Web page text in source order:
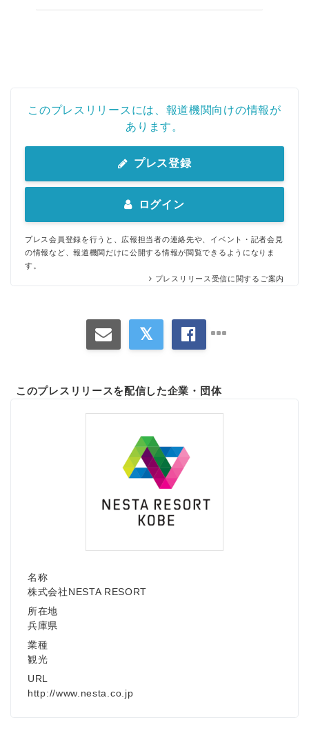
このプレスリリースには、報道機関向けの情報が
あります。
プレス登録
ログイン
プレス会員登録を行うと、広報担当者の連絡先や、イベント・記者会見
の情報など、報道機関だけに公開する情報が閲覧できるようになりま
す。
プレスリリース受信に関するご案内
このプレスリリースを配信した企業・団体
名称
株式会社NESTA RESORT
所在地
兵庫県
業種
観光
URL
http://www.nesta.co.jp